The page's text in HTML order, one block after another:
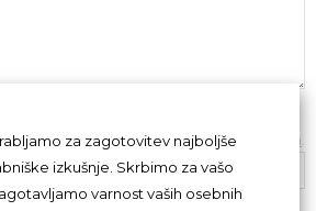
se strinjaš skodeksom komentiranja.
za zagotovitev najboljše
izkušnje. Skrbimo za vašo
varnost vaših osebnih